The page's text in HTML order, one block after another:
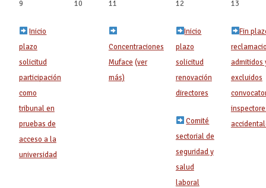
9
Inicio
plazo
solicitud
participación
como
tribunal en
pruebas de
acceso a la
universidad
10 11
Concentraciones
Muface (ver
más)
12
Inicio
plazo
solicitud
renovación
directores
Comité
sectorial de
seguridad y
salud
laboral
13
Fin
admitidos
excluidos